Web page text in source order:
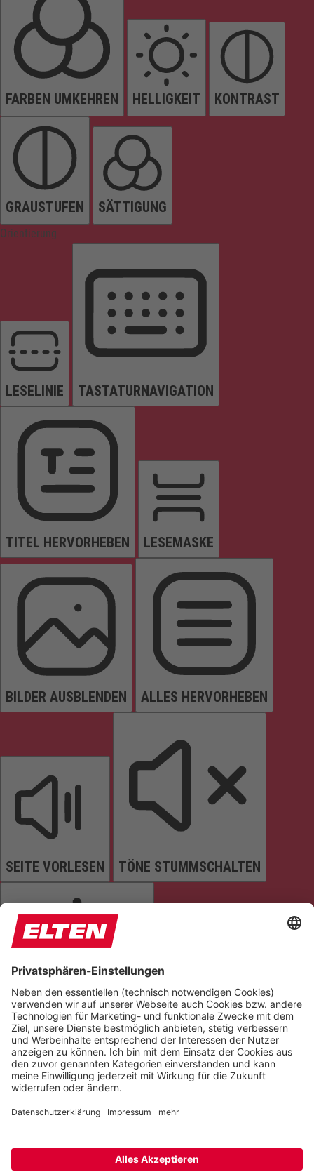
FARBEN UMKEHREN HELLIGKEIT KONTRAST
GRAUSTUFEN SÄTTIGUNG
Orientierung
LESELINIE TASTATURNAVIGATION
TITEL HERVORHEBEN LESEMASKE
BILDER AUSBLENDEN ALLES HERVORHEBEN
SEITE VORLESEN TÖNE STUMMSCHALTEN
ANIMATIONEN STOPPEN
Einstellungen zurücksetzen